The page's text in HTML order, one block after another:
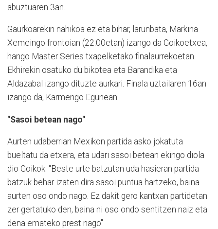
abuztuaren 3an.
Gaurkoarekin nahikoa ez eta bihar, larunbata, Markina
Xemeingo frontoian (22:00etan) izango da Goikoetxea,
hango Master Series txapelketako finalaurrekoetan.
Ekhirekin osatuko du bikotea eta Barandika eta
Aldazabal izango dituzte aurkari. Finala uztailaren 16an
izango da, Karmengo Egunean.
"Sasoi betean nago"
Aurten udaberrian Mexikon partida asko jokatuta
bueltatu da etxera, eta udari sasoi betean ekingo diola
dio Goikok: "Beste urte batzutan uda hasieran partida
batzuk behar izaten dira sasoi puntua hartzeko, baina
aurten oso ondo nago. Ez dakit gero kantxan partidetan
zer gertatuko den, baina ni oso ondo sentitzen naiz eta
dena emateko prest nago"